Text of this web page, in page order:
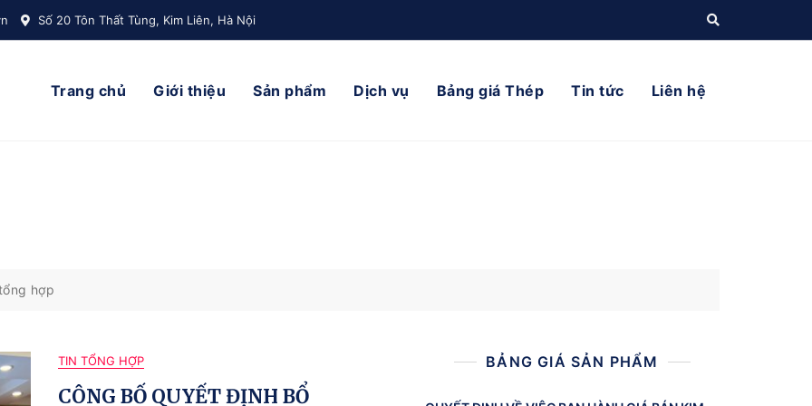
Số 20 Tôn Thất Tùng, Kim Liên, Hà Nội
Trang chủ Giới thiệu Sản phẩm Dịch vụ Bảng giá Thép Tin tức Liên hệ
hợp
TIN TỔNG HỢP
CÔNG BỐ QUYẾT ĐỊNH BỔ
BẢNG GIÁ SẢN PHẨM